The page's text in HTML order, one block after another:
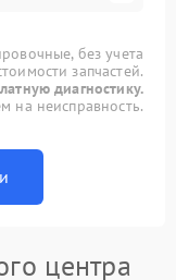
без учета
запчастей.
диагностику.
на неисправность.
центра